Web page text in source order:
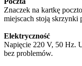
Znaczek na kartkę
miejscach stoją skrzynki
Elektryczność
Napięcie 220 V, 50 Hz.
bez problemów.